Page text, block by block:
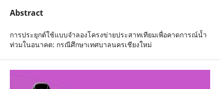
Abstract
การประยุกต์ใช้แบบจำลองโครงข่ายประสาทเทียมเพื่อคาดการณ์น้ำ
ท่วมในอนาคต: กรณีศึกษาเทศบาลนครเชียงใหม่